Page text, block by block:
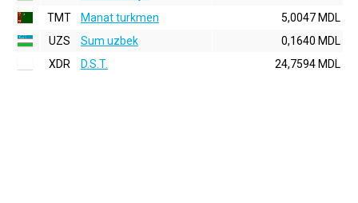
TMT
Manat turkmen
5,0047 MDL
UZS
Sum uzbek
0,1640 MDL
XDR
D.S.T. 24,7594 MDL